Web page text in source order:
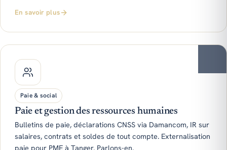
En savoir plus
Paie & social
Paie et gestion des ressources humaines
Bulletins de paie, déclarations CNSS via Damancom, IR sur
salaires, contrats et soldes de tout compte. Externalisation
paie pour PME à Tanger. Parlons-en.